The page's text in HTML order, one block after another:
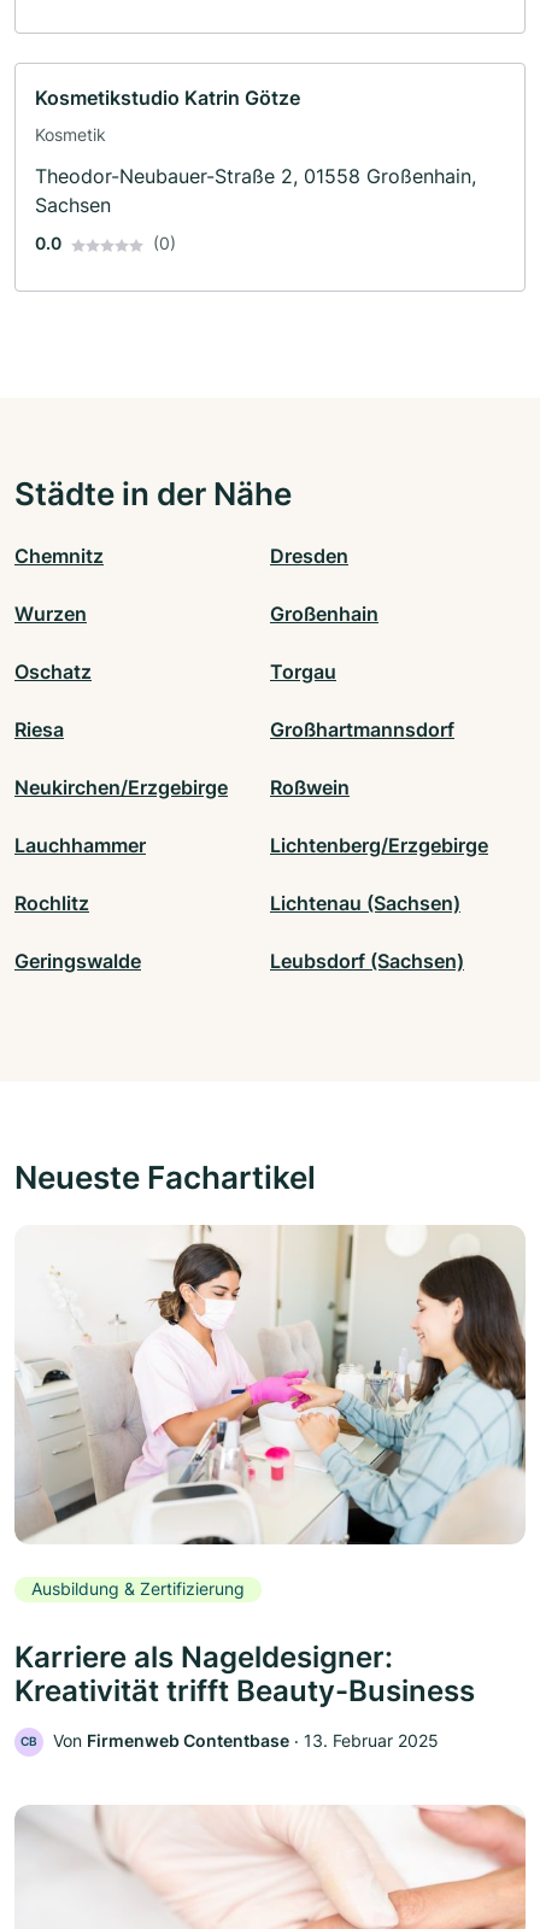
Kosmetikstudio Katrin Götze
Kosmetik
Theodor-Neubauer-Straße 2, 01558 Großenhain,
Sachsen
0.0 (0)
Städte in der Nähe
Chemnitz Dresden
Wurzen Großenhain
Oschatz Torgau
Riesa Großhartmannsdorf
Neukirchen/Erzgebirge Roßwein
Lauchhammer Lichtenberg/Erzgebirge
Rochlitz Lichtenau (Sachsen)
Geringswalde Leubsdorf (Sachsen)
Neueste Fachartikel
Ausbildung & Zertifizierung
Karriere als Nageldesigner:
Kreativität trifft Beauty-Business
CB Von Firmenweb Contentbase ‧ 13. Februar 2025